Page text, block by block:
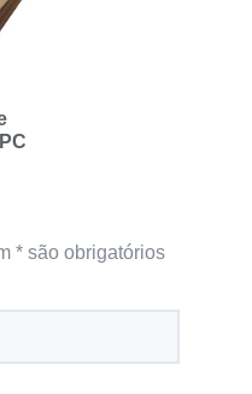
* são obrigatórios